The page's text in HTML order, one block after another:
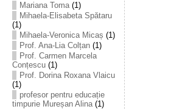
Mariana Toma(1)
Mihaela-Elisabeta Spătaru
(1)
Mihaela-Veronica Micaș (1)
Prof. Ana-Lia Colțan(1)
Prof. Carmen Marcela
Conțescu(1)
Prof. Dorina Roxana Vlaicu
(1)
profesor pentru educație
timpurie Mureșan Alina(1)